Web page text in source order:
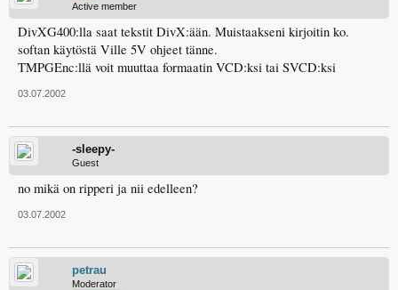
Active member
DivXG400:lla saat tekstit DivX:ään. Muistaakseni kirjoitin ko.
softan käytöstä Ville 5V ohjeet tänne.
TMPGEnc:llä voit muuttaa formaatin VCD:ksi tai SVCD:ksi
03.07.2002
-sleepy-
Guest
no mikä on ripperi ja nii edelleen?
03.07.2002
petrau
Moderator